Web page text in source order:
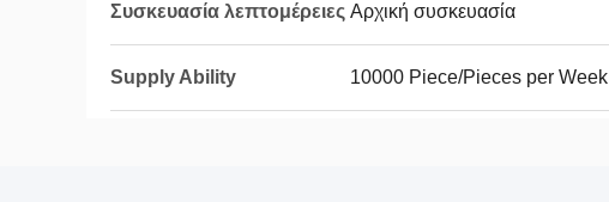
Συσκευασία λεπτομέρειες Αρχική συσκευασία
Supply Ability 10000 Piece/Pieces per Week